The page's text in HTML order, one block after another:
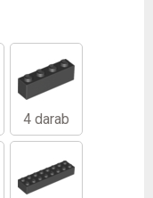
4 darab